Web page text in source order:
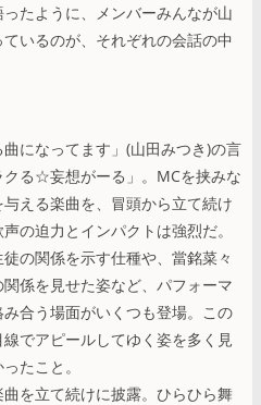
たように、メンバーみんなが山
いるのが、それぞれの会話の中
になってます」(山田みつき)の言
る☆妄想がーる」。MCを挟みな
える楽曲を、冒頭から立て続け
の迫力とインパクトは強烈だ。
の関係を示す仕種や、當銘菜々
係を見せた姿など、パフォーマ
合う場面がいくつも登場。この
でアピールしてゆく姿を多く見
たこと。
を立て続けに披露。ひらひら舞